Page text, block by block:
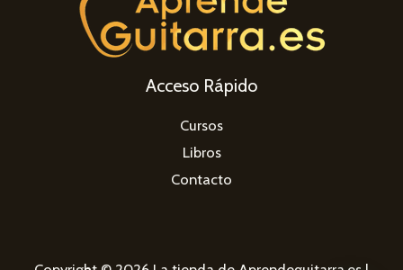
Acceso Rápido
Cursos
Libros
Contacto